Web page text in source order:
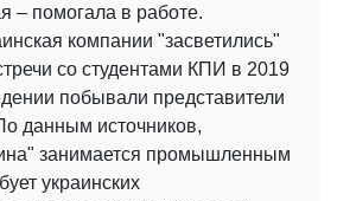
– помогала в работе.
компании "засветились"
со студентами КПИ в 2019
побывали представители
данным источников,
занимается промышленным
украинских